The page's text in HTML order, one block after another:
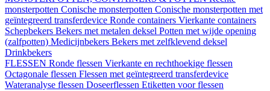
monsterpotten Conische monsterpotten Conische monsterpotten met
geïntegreerd transferdevice Ronde containers Vierkante containers
Schepbekers Bekers met metalen deksel Potten met wijde opening
(zalfpotten) Medicijnbekers Bekers met zelfklevend deksel
Drinkbekers
FLESSEN Ronde flessen Vierkante en rechthoekige flessen
Octagonale flessen Flessen met geïntegreerd transferdevice
Wateranalyse flessen Doseerflessen Etiketten voor flessen